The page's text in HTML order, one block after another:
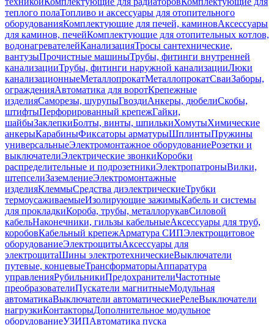
теплого полаТопливо и аксессуары для отопительного
оборудованияКомплектующие для печей, каминовАксессуары
для каминов, печейКомплектующие для отопительных котлов,
водонагревателейКанализацияТросы сантехнические,
вантузыПрочистные машиныТрубы, фитинги внутренней
канализацииТрубы, фитинги наружной канализацииЛюки
канализационныеМеталлопрокатМеталлопрокатСваиЗаборы,
огражденияАвтоматика для воротКрепежные
изделияСаморезы, шурупыГвоздиАнкеры, дюбелиСкобы,
штифтыПерфорированный крепежГайки,
шайбыЗаклепкиБолты, винты, шпилькиХомутыХимические
анкерыКарабиныФиксаторы арматурыШплинтыПружины
универсальныеЭлектромонтажное оборудованиеРозетки и
выключателиЭлектрические звонкиКоробки
распределительные и подрозетникиЭлектропатроныВилки,
штепселиЗаземлениеЭлектромонтажные
изделияКлеммыСредства диэлектрическиеТрубки
термоусаживаемыеИзолирующие зажимыКабель и системы
для прокладкиКороба, трубы, металлорукавСиловой
кабельНаконечники, гильзы кабельныеАксессуары для труб,
коробовКабельный крепежАрматура СИПЭлектрощитовое
оборудованиеЭлектрощитыАксессуары для
электрощитаШины электротехническиеВыключатели
путевые, концевыеТрансформаторыАппаратура
управленияРубильникиПредохранителиЧастотные
преобразователиПускатели магнитныеМодульная
автоматикаВыключатели автоматическиеРелеВыключатели
нагрузкиКонтакторыДополнительное модульное
оборудованиеУЗИПАвтоматика пуска